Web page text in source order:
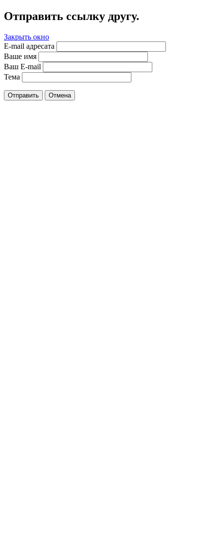
Отправить ссылку другу.
Закрыть окно
E-mail адресата
Ваше имя
Ваш E-mail
Тема
Отправить Отмена